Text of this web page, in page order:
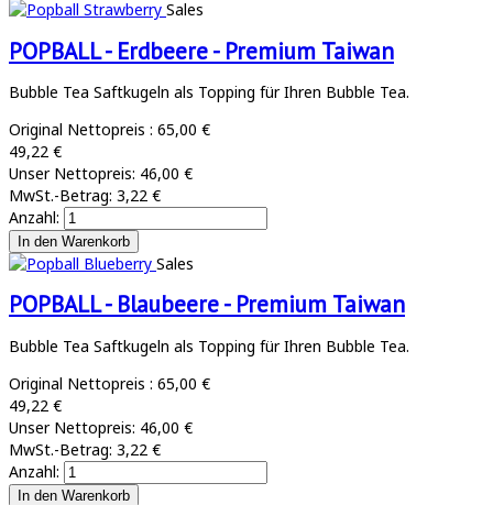
Sales
POPBALL - Erdbeere - Premium Taiwan
Bubble Tea Saftkugeln als Topping für Ihren Bubble Tea.
Original Nettopreis : 65,00 €
49,22 €
Unser Nettopreis: 46,00 €
MwSt.-Betrag: 3,22 €
Anzahl:
Sales
POPBALL - Blaubeere - Premium Taiwan
Bubble Tea Saftkugeln als Topping für Ihren Bubble Tea.
Original Nettopreis : 65,00 €
49,22 €
Unser Nettopreis: 46,00 €
MwSt.-Betrag: 3,22 €
Anzahl: